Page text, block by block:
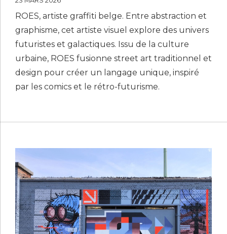
ROES, artiste graffiti belge. Entre abstraction et
graphisme, cet artiste visuel explore des univers
futuristes et galactiques. Issu de la culture
urbaine, ROES fusionne street art traditionnel et
design pour créer un langage unique, inspiré
par les comics et le rétro-futurisme.